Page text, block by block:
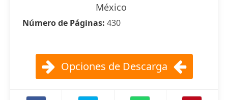
México
Número de Páginas: 430
Opciones de Descarga